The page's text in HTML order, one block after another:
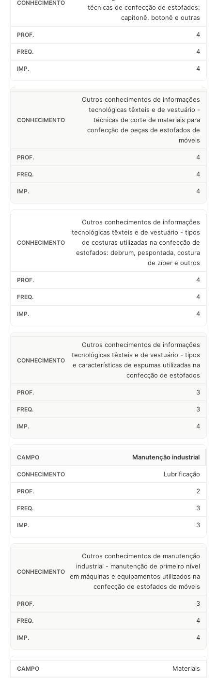
técnicas de confecção de estofados:
capitonê, botonê e outras
4
4
4
Outros conhecimentos de informações
tecnológicas têxteis e de vestuário -
técnicas de corte de materiais para
confecção de peças de estofados de
móveis
4
4
4
Outros conhecimentos de informações
tecnológicas têxteis e de vestuário - tipos
de costuras utilizadas na confecção de
estofados: debrum, pespontada, costura
de zíper e outros
4
4
4
Outros conhecimentos de informações
tecnológicas têxteis e de vestuário - tipos
e características de espumas utilizadas na
confecção de estofados
3
3
4
Manutenção industrial
Lubrificação
2
3
3
Outros conhecimentos de manutenção
industrial - manutenção de primeiro nível
em máquinas e equipamentos utilizados na
confecção de estofados de móveis
3
4
4
Materiais